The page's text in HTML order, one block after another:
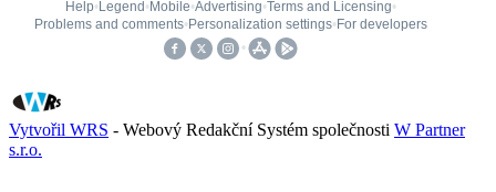
Vytvořil WRS - Webový Redakční Systém společnosti W Partner
s.r.o.